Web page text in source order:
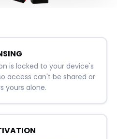
is locked to your device's
access can't be shared or
yours alone.